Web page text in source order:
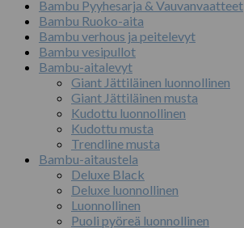
Bambu Pyyhesarja & Vauvanvaatteet
Bambu Ruoko-aita
Bambu verhous ja peitelevyt
Bambu vesipullot
Bambu-aitalevyt
Giant Jättiläinen luonnollinen
Giant Jättiläinen musta
Kudottu luonnollinen
Kudottu musta
Trendline musta
Bambu-aitaustela
Deluxe Black
Deluxe luonnollinen
Luonnollinen
Puoli pyöreä luonnollinen